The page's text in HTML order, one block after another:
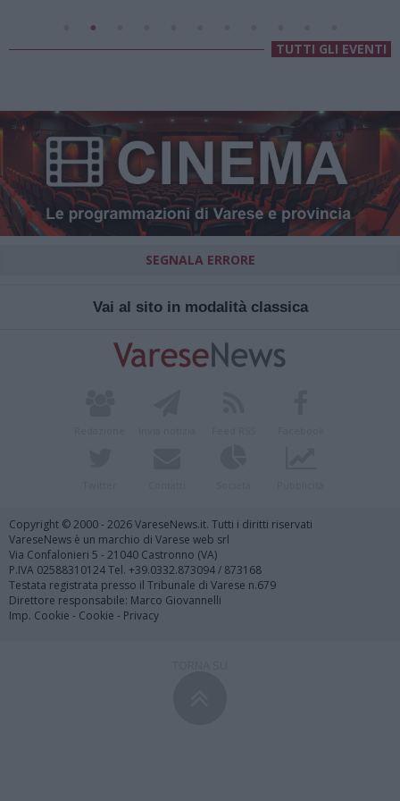
TUTTI GLI EVENTI
SEGNALA ERRORE
Vai al sito in modalità classica
Copyright © 2000 - 2026 VareseNews.it. Tutti i diritti riservati
VareseNews è un marchio di Varese web srl
Via Confalonieri 5 - 21040 Castronno (VA)
P.IVA 02588310124 Tel. +39.0332.873094 / 873168
Testata registrata presso il Tribunale di Varese n.679
Direttore responsabile: Marco Giovannelli
Imp. Cookie - Cookie - Privacy